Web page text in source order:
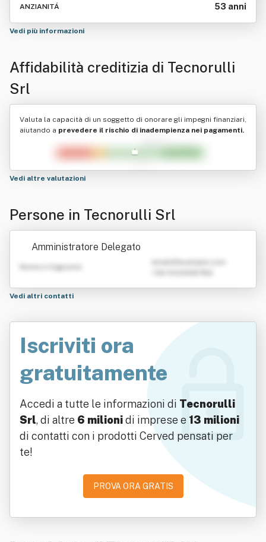
ANZIANITÁ 53 anni
Vedi più informazioni
Affidabilità creditizia di Tecnorulli
Srl
Valuta la capacità di un soggetto di onorare gli impegni finanziari,
aiutando a prevedere il rischio di inadempienza nei pagamenti.
Vedi altre valutazioni
Persone in Tecnorulli Srl
Amministratore Delegato
Nome e Cognome
Vedi altri contatti
Iscriviti ora
gratuitamente
Accedi a tutte le informazioni di Tecnorulli
Srl, di altre 6 milionidi imprese e 13 milioni
di contatti con i prodotti Cerved pensati per
te!
PROVA ORA GRATIS